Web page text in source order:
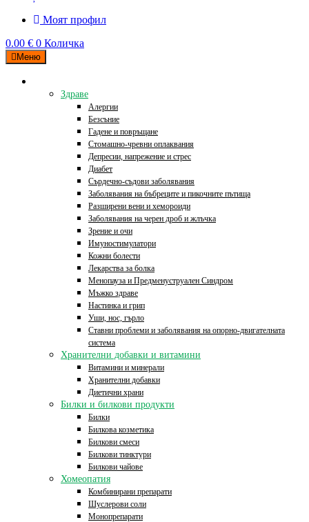
Моят профил
0.00 € 0 Количка
Меню
Здраве
Алергии
Безсъние
Гадене и повръщане
Стомашно-чревни оплаквания
Депресии, напрежение и стрес
Диабет
Сърдечно-съдови заболявания
Заболявания на бъбреците и пикочните пътища
Разширени вени и хемороиди
Заболявания на черен дроб и жлъчка
Зрение и очи
Имуностимулатори
Кожни болести
Лекарства за болка
Менопауза и Предменуструален Синдром
Мъжко здраве
Настинка и грип
Уши, нос, гърло
Ставни проблеми и заболявания на опорно-двигателната
система
Хранителни добавки и витамини
Витамини и минерали
Хранителни добавки
Диетични храни
Билки и билкови продукти
Билки
Билкова козметика
Билкови смеси
Билкови тинктури
Билкови чайове
Хомеопатия
Комбинирани препарати
Шуслерови соли
Монопрепарати